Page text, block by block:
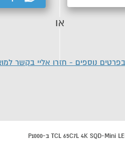
או
בפרטים נוספים - חזרו אליי בקשר